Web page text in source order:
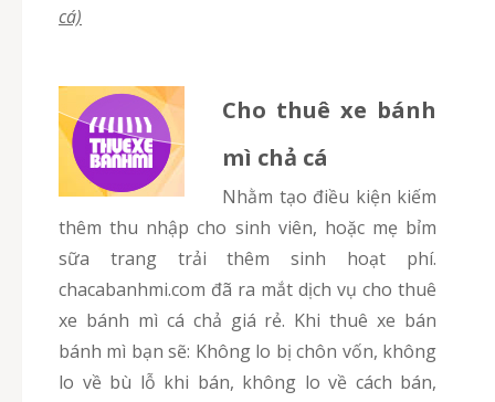
cá)
Cho thuê xe bánh
mì chả cá
Nhằm tạo điều kiện kiếm
thêm thu nhập cho sinh viên, hoặc mẹ bỉm
sữa trang trải thêm sinh hoạt phí.
chacabanhmi.com đã ra mắt dịch vụ cho thuê
xe bánh mì cá chả giá rẻ. Khi thuê xe bán
bánh mì bạn sẽ: Không lo bị chôn vốn, không
lo về bù lỗ khi bán, không lo về cách bán,